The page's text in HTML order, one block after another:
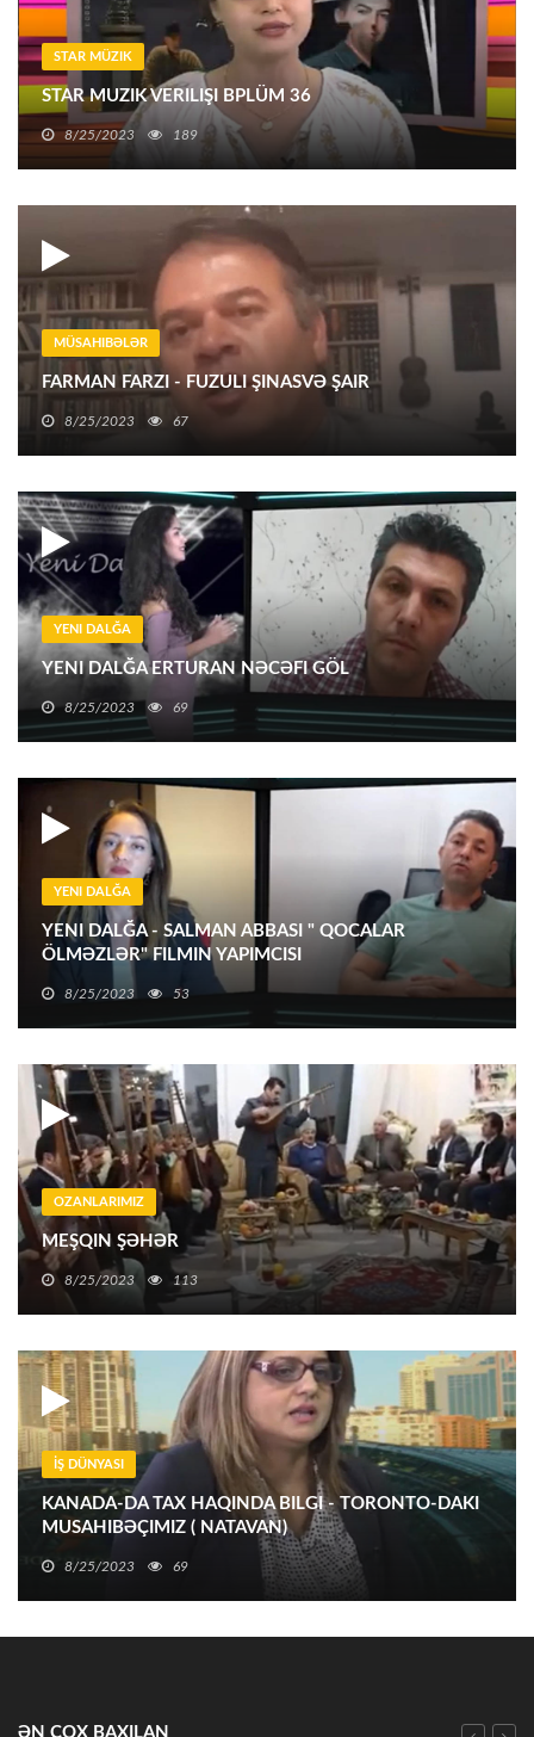
STAR MÜZIK
STAR MUZIK VERILIŞI BPLÜM 36
8/25/2023 189
MÜSAHIBƏLƏR
FARMAN FARZI - FUZULI ŞINASVƏ ŞAIR
8/25/2023 67
YENI DALĞA
YENI DALĞA ERTURAN NƏCƏFI GÖL
8/25/2023 69
YENI DALĞA
YENI DALĞA - SALMAN ABBASI " QOCALAR
ÖLMƏZLƏR" FILMIN YAPIMCISI
8/25/2023 53
OZANLARIMIZ
MEŞQIN ŞƏHƏR
8/25/2023 113
İŞ DÜNYASI
KANADA-DA TAX HAQINDA BILGI - TORONTO-DAKI
MUSAHIBƏÇIMIZ ( NATAVAN)
8/25/2023 69
ƏN ÇOX BAXILAN